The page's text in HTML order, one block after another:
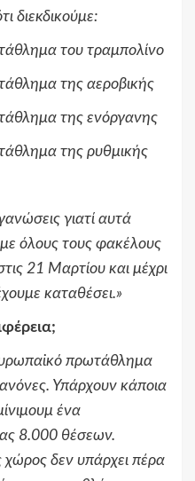
διεκδικούμε:
του τραμπολίνο
της αεροβικής
της ενόργανης
της ρυθμικής
γιατί αυτά
όλους τους φακέλους
21 Μαρτίου και μέχρι
καταθέσει.»
πρωτάθλημα
Υπάρχουν κάποια
ένα
8.000 θέσεων.
χώρος δεν υπάρχει πέρα